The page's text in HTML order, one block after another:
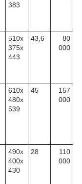
383
510х
375х
443
43,6
80
000
610х
480х
539
45
157
000
490х
400х
430
28
110
000